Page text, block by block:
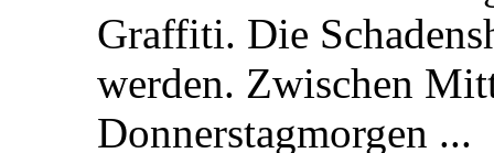
Graffiti. Die
werden. Zwischen
Donnerstagmorgen ...